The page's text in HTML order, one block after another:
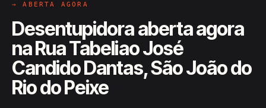
→ ABERTA AGORA
Desentupidora aberta agora
na Rua Tabeliao José
Candido Dantas, São João do
Rio do Peixe